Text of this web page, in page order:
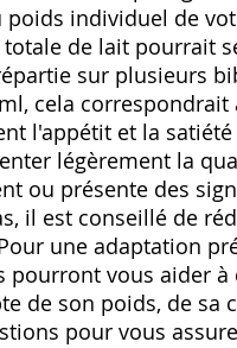
individuel de
de lait pourrait
sur plusieurs
cela
l'appétit et la
légèrement la
ou présente des
il est conseillé de
une adaptation
pourront vous aider
de son poids, de sa
pour vous